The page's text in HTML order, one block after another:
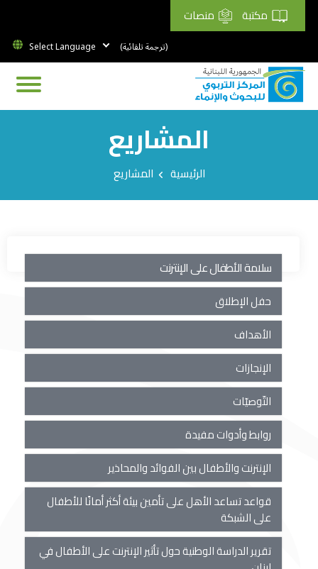
مكتبة منصات
(ترجمة تلقائية)
المشاريع
الرئيسية المشاريع
سلامة الأطفال على الإنترنت
حفل الإطلاق
الأهداف
الإنجازات
التّوصيّات
روابط وأدوات مفيدة
الإنترنت والأطفال بين الفوائد والمحاذير
قواعد تساعد الأهل على تأمين بيئة أكثر أمانًا للأطفال
على الشبكة
تقرير الدراسة الوطنية حول تأثير الإنترنت على الأطفال في